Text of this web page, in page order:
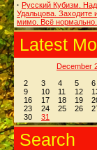
· Русский Кубизм.
Удальцова. Заходите
мимо. Всё нормально.
Latest
December
2
3 4 5 6
9
10 11 12
16
17 18 19
23
24 25 26
30
31
Search